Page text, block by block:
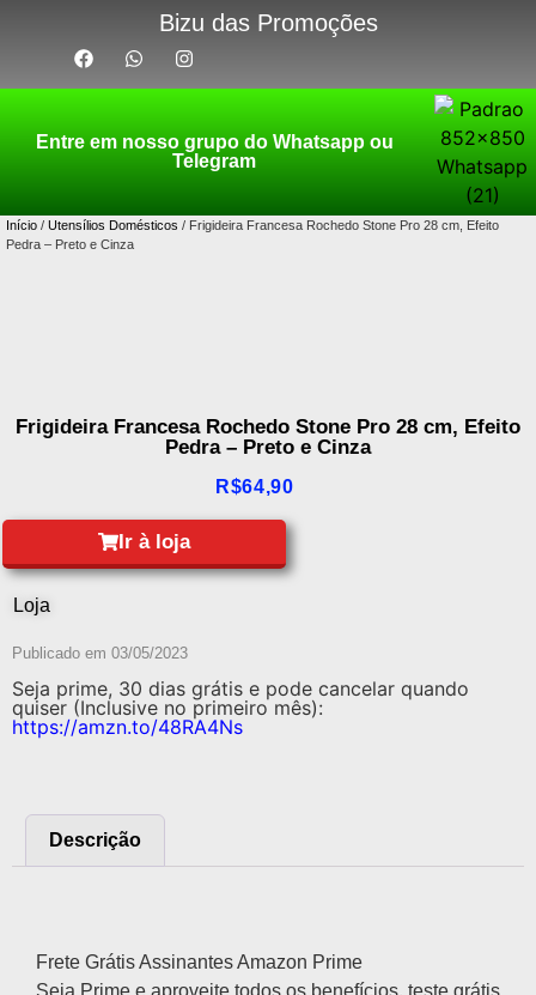
Bizu das Promoções
Entre em nosso grupo do Whatsapp ou
Telegram
Início / Utensílios Domésticos / Frigideira Francesa Rochedo Stone Pro 28 cm, Efeito
Pedra – Preto e Cinza
Frigideira Francesa Rochedo Stone Pro 28 cm, Efeito
Pedra – Preto e Cinza
R$64,90
Ir à loja
Loja
Publicado em 03/05/2023
Seja prime, 30 dias grátis e pode cancelar quando
quiser (Inclusive no primeiro mês):
https://amzn.to/48RA4Ns
Descrição
Frete Grátis Assinantes Amazon Prime
Seja Prime e aproveite todos os benefícios, teste grátis